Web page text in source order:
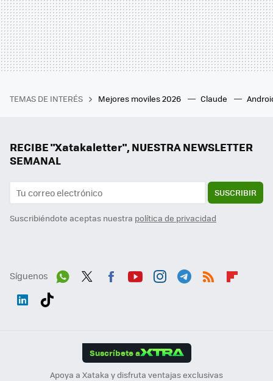
TEMAS DE INTERÉS Mejores moviles 2026 Claude
RECIBE "Xatakaletter", NUESTRA NEWSLETTER
SEMANAL
SUSCRIBIR
Suscribiéndote aceptas nuestra política de privacidad
Síguenos
Suscríbete a
Apoya a Xataka y disfruta ventajas exclusivas